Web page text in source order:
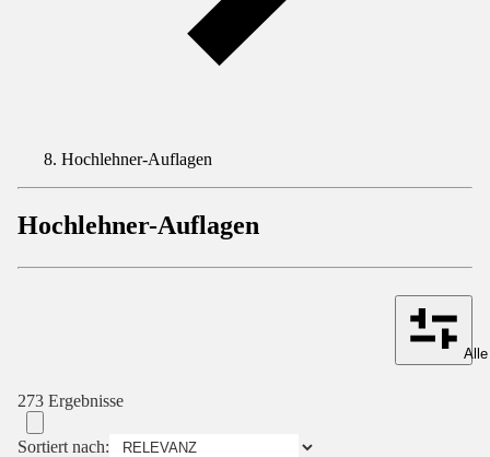
Hochlehner-Auflagen
Hochlehner-Auflagen
273 Ergebnisse
Sortiert nach: